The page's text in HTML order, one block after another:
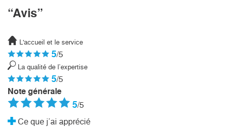
“Avis”
L'accueil et le service
5/5
La qualité de l’expertise
5/5
Note générale
5/5
Ce que j’ai apprécié